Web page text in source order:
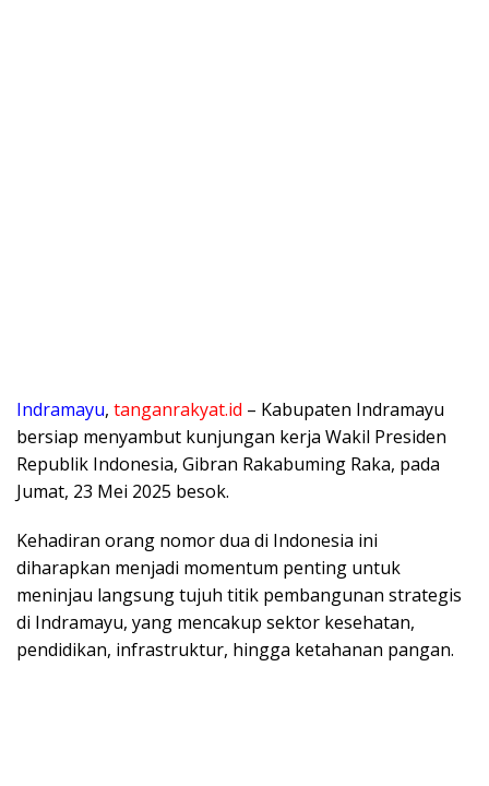
Indramayu, tanganrakyat.id – Kabupaten Indramayu
bersiap menyambut kunjungan kerja Wakil Presiden
Republik Indonesia, Gibran Rakabuming Raka, pada
Jumat, 23 Mei 2025 besok.
Kehadiran orang nomor dua di Indonesia ini
diharapkan menjadi momentum penting untuk
meninjau langsung tujuh titik pembangunan strategis
di Indramayu, yang mencakup sektor kesehatan,
pendidikan, infrastruktur, hingga ketahanan pangan.